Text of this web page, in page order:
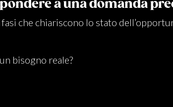
a una domanda
che chiariscono lo stato
bisogno reale?